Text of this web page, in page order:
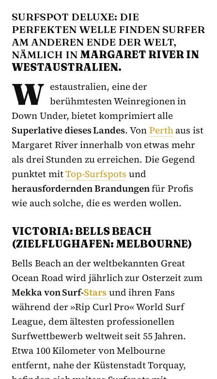
SURFSPOT DELUXE: DIE
PERFEKTEN WELLE FINDEN SURFER
AM ANDEREN ENDE DER WELT,
NÄMLICH IN MARGARET RIVER IN
WESTAUSTRALIEN.
W estaustralien, eine der
berühmtesten Weinregionen in
Down Under, bietet komprimiert alle
Superlative dieses Landes. VonPerthaus ist
Margaret River innerhalb von etwas mehr
als drei Stunden zu erreichen. Die Gegend
punktet mitTop-Surfspots und
herausfordernden Brandungenfür Profis
wie auch solche, die es werden wollen.
VICTORIA: BELLS BEACH
(ZIELFLUGHAFEN: MELBOURNE)
Bells Beach an der weltbekannten Great
Ocean Road wird jährlich zur Osterzeit zum
Mekka von Surf-Starsund ihren Fans
während der »Rip Curl Pro« World Surf
League, dem ältesten professionellen
Surfwettbewerb weltweit seit 55 Jahren.
Etwa 100 Kilometer von Melbourne
entfernt, nahe der Küstenstadt Torquay,